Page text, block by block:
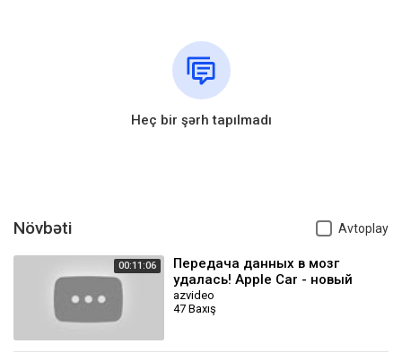
Heç bir şərh tapılmadı
Növbəti Avtoplay
00:11:06
Передача данных в мозг
удалась! Apple Car - новый
сотрудник, дешевый домашний
робот и другие новости
azvideo
47 Baxış